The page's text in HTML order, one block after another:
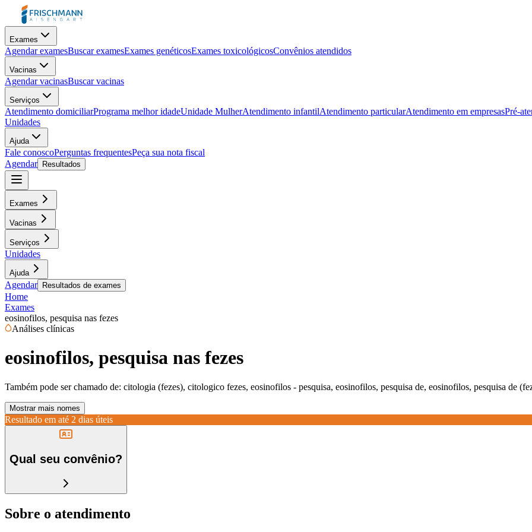
Exames
Agendar examesBuscar examesExames genéticosExames toxicológicosConvênios atendidos
Vacinas
Agendar vacinasBuscar vacinas
Serviços
Atendimento domiciliarPrograma melhor idadeUnidade MulherAtendimento infantilAtendimento particularAtendimento em empresasPré-
Unidades
Ajuda
Fale conoscoPerguntas frequentesPeça sua nota fiscal
Agendar
Resultados
Exames
Vacinas
Serviços
Unidades
Ajuda
Agendar Resultados de exames
Home
Exames
eosinofilos, pesquisa nas fezes
Análises clínicas
eosinofilos, pesquisa nas fezes
Também pode ser chamado de: citologia (fezes), citologico fezes, eosinofilos - pesquisa, eosinofilos, pesquisa de, eosinofilos, pesquisa de
Mostrar mais nomes
Resultado em até 2 dias úteis
Qual seu convênio?
Sobre o atendimento